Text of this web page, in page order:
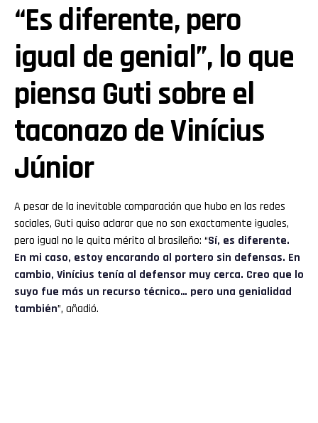
“Es diferente, pero
igual de genial”, lo que
piensa Guti sobre el
taconazo de Vinícius
Júnior
A pesar de la inevitable comparación que hubo en las redes
sociales, Guti quiso aclarar que no son exactamente iguales,
pero igual no le quita mérito al brasileño: “Sí, es diferente.
En mi caso, estoy encarando al portero sin defensas. En
cambio, Vinícius tenía al defensor muy cerca. Creo que lo
suyo fue más un recurso técnico… pero una genialidad
también”, añadió.